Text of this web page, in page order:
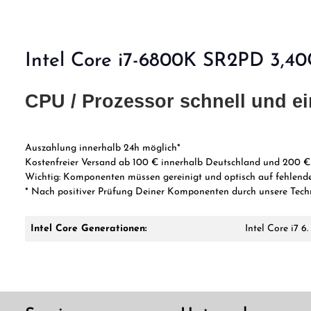
Intel Core i7-6800K SR2PD
CPU / Prozessor schnell und
Auszahlung innerhalb 24h möglich*
Kostenfreier Versand ab 100 € innerhalb Deutschland und 200
Wichtig: Komponenten müssen gereinigt und optisch auf
* Nach positiver Prüfung Deiner Komponenten durch unsere
Intel Core Generationen: Intel Core i7